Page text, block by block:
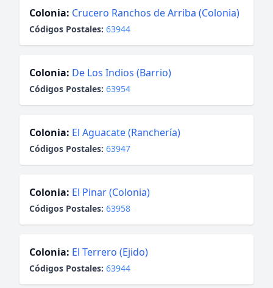
Colonia: Crucero Ranchos de Arriba (Colonia)
Códigos Postales: 63944
Colonia: De Los Indios (Barrio)
Códigos Postales: 63954
Colonia: El Aguacate (Ranchería)
Códigos Postales: 63947
Colonia: El Pinar (Colonia)
Códigos Postales: 63958
Colonia: El Terrero (Ejido)
Códigos Postales: 63944